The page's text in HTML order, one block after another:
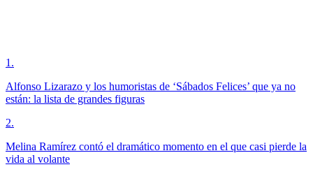
1 .
Alfonso Lizarazo y los humoristas de ‘Sábados Felices’ que ya no
están: la lista de grandes figuras
2.
Melina Ramírez contó el dramático momento en el que casi pierde la
vida al volante